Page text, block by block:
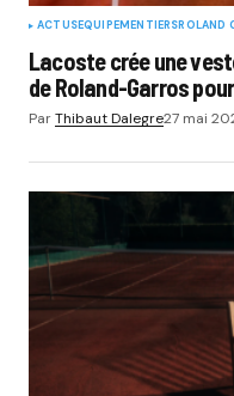
ACTUSEQUIPEMENTIERSROLAND
Lacoste crée une
de Roland-Garros
ParThibaut Dalegre27 mai